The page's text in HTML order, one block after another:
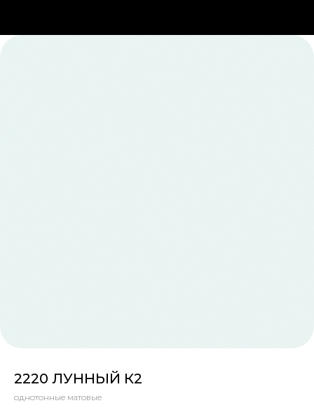
2220 ЛУННЫЙ К2
однотонные матовые